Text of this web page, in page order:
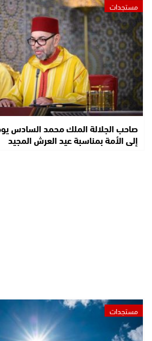
مستجدات
صاحب الجلالة الملك محمد السادس
إلى الأمة بمناسبة عيد العرش المجيد
مستجدات